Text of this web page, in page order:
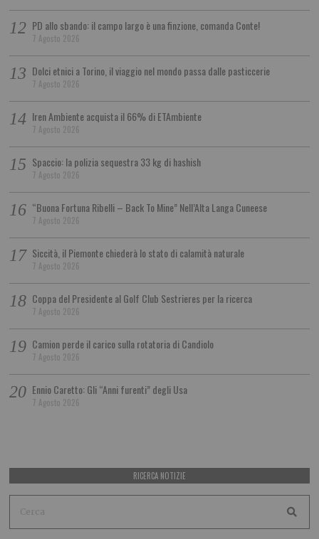
PD allo sbando: il campo largo è una finzione, comanda Conte!
7 Agosto 2026
Dolci etnici a Torino, il viaggio nel mondo passa dalle pasticcerie
7 Agosto 2026
Iren Ambiente acquista il 66% di ETAmbiente
7 Agosto 2026
Spaccio: la polizia sequestra 33 kg di hashish
7 Agosto 2026
“Buona Fortuna Ribelli – Back To Mine” Nell’Alta Langa Cuneese
7 Agosto 2026
Siccità, il Piemonte chiederà lo stato di calamità naturale
7 Agosto 2026
Coppa del Presidente al Golf Club Sestrieres per la ricerca
7 Agosto 2026
Camion perde il carico sulla rotatoria di Candiolo
7 Agosto 2026
Ennio Caretto: Gli “Anni furenti” degli Usa
7 Agosto 2026
RICERCA NOTIZIE